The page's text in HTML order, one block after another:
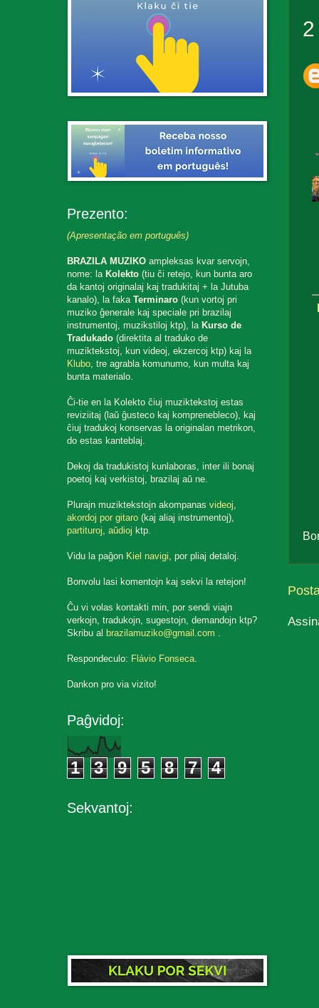
Prezento:
(Apresentação em português)
BRAZILA MUZIKO ampleksas kvar servojn,
nome: la Kolekto (tiu ĉi retejo, kun bunta aro
da kantoj originalaj kaj tradukitaj + la Jutuba
kanalo), la fakaTerminaro (kun vortoj pri
muziko ĝenerale kaj speciale pri brazilaj
instrumentoj, muzikstiloj ktp), la Kurso de
Tradukado (direktita al traduko de
muziktekstoj, kun videoj, ekzercoj ktp) kaj la
Klubo, tre agrabla komunumo, kun multa kaj
bunta materialo.
Ĉi-tie en la Kolekto ĉiuj muziktekstoj estas
reviziitaj (laŭ ĝusteco kaj komprenebleco), kaj
ĉiuj tradukoj konservas la originalan metrikon,
do estas kanteblaj.
Dekoj da tradukistoj kunlaboras, inter ili bonaj
poetoj kaj verkistoj, brazilaj aŭ ne.
Plurajn muziktekstojn akompanasvideoj,
akordoj por gitaro (kaj aliaj instrumentoj),
partituroj,aŭdioj ktp.
Vidu la paĝon Kiel navigi, por pliaj detaloj.
Bonvolu lasi komentojn kaj sekvi la retejon!
Ĉu vi volas kontakti min, por sendi viajn
verkojn, tradukojn, sugestojn, demandojn ktp?
Skribu al brazilamuziko@gmail.com .
Respondeculo: Flávio Fonseca.
Dankon pro via vizito!
Paĝvidoj:
1 3 9 5 8 7 4
Sekvantoj: